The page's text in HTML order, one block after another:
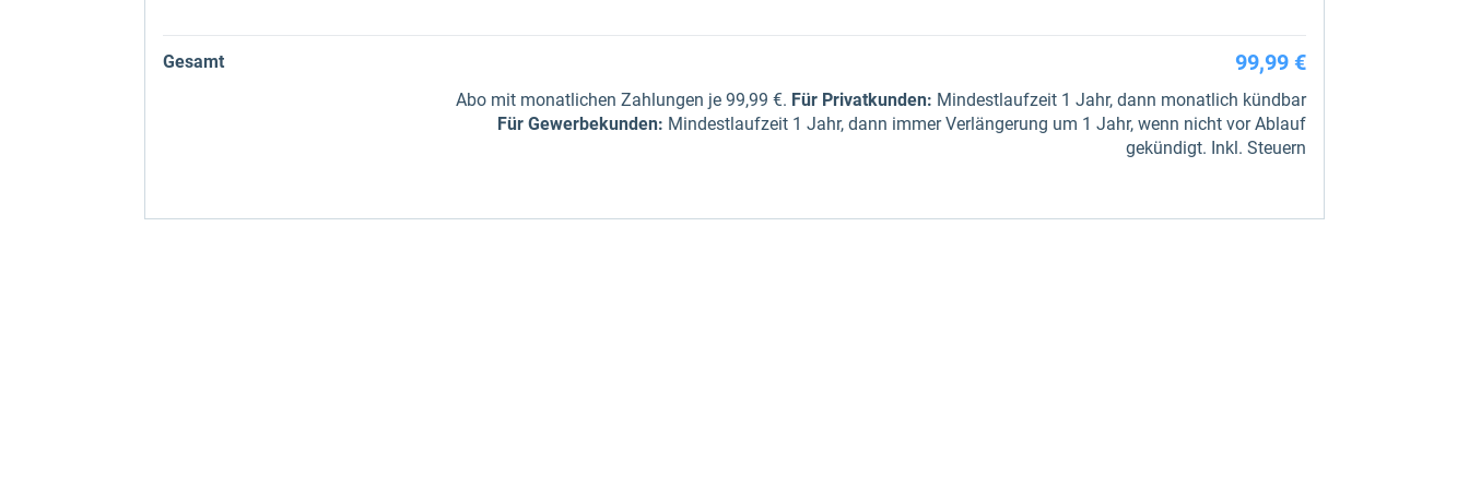
Gesamt 99,99 €
Abo mit monatlichen Zahlungen je 99,99 €. Für Privatkunden: Mindestlaufzeit 1 Jahr, dann monatlich kündbar
Für Gewerbe­kunden: Mindestlaufzeit 1 Jahr, dann immer Verlängerung um 1 Jahr, wenn nicht vor Ablauf
gekündigt. Inkl. Steuern